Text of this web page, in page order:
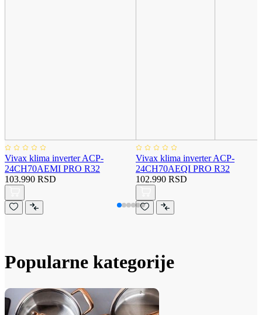
Vivax klima inverter ACP-
24CH70AEMI PRO R32
103.990 RSD
Vivax klima inverter ACP-
24CH70AEQI PRO R32
102.990 RSD
Popularne kategorije